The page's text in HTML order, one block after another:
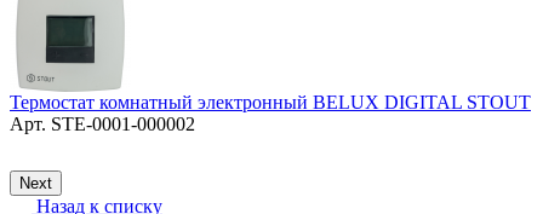
Термостат комнатный электронный BELUX DIGITAL STOUT
Арт. STE-0001-000002
Next
Назад к списку